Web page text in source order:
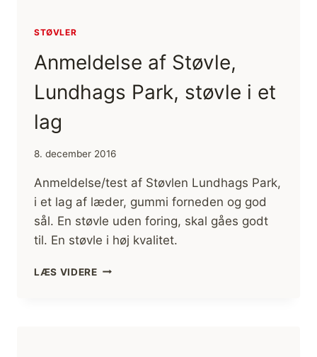
STØVLER
Anmeldelse af Støvle,
Lundhags Park, støvle i et
lag
8. december 2016
Anmeldelse/test af Støvlen Lundhags Park,
i et lag af læder, gummi forneden og god
sål. En støvle uden foring, skal gåes godt
til. En støvle i høj kvalitet.
LÆS VIDEREANMELDELSE